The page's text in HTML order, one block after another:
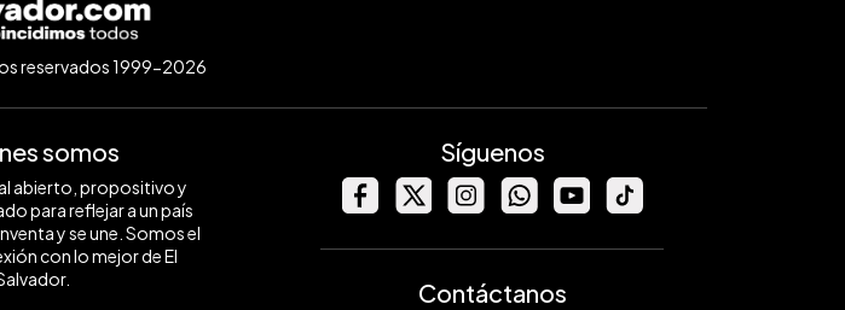
reservados 1999-2026
somos
abierto, propositivo y
para reflejar a un país
y se une. Somos el
con lo mejor de El
Síguenos
Contáctanos